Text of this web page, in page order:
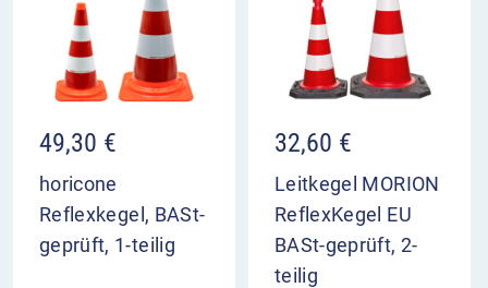
49,30 €
horicone
Reflexkegel, BASt-
geprüft, 1-teilig
32,60 €
Leitkegel MORION
ReflexKegel EU
BASt-geprüft, 2-
teilig